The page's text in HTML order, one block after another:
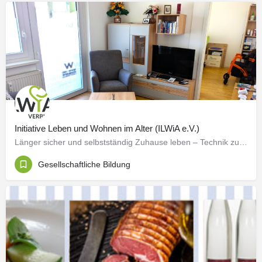
Initiative Leben und Wohnen im Alter (ILWiA e.V.)
Gesellschaftliche Bildung